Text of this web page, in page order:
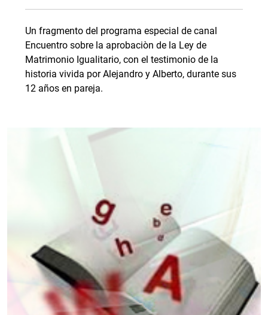
Un fragmento del programa especial de canal
Encuentro sobre la aprobaciòn de la Ley de
Matrimonio Igualitario, con el testimonio de la
historia vivida por Alejandro y Alberto, durante sus
12 años en pareja.